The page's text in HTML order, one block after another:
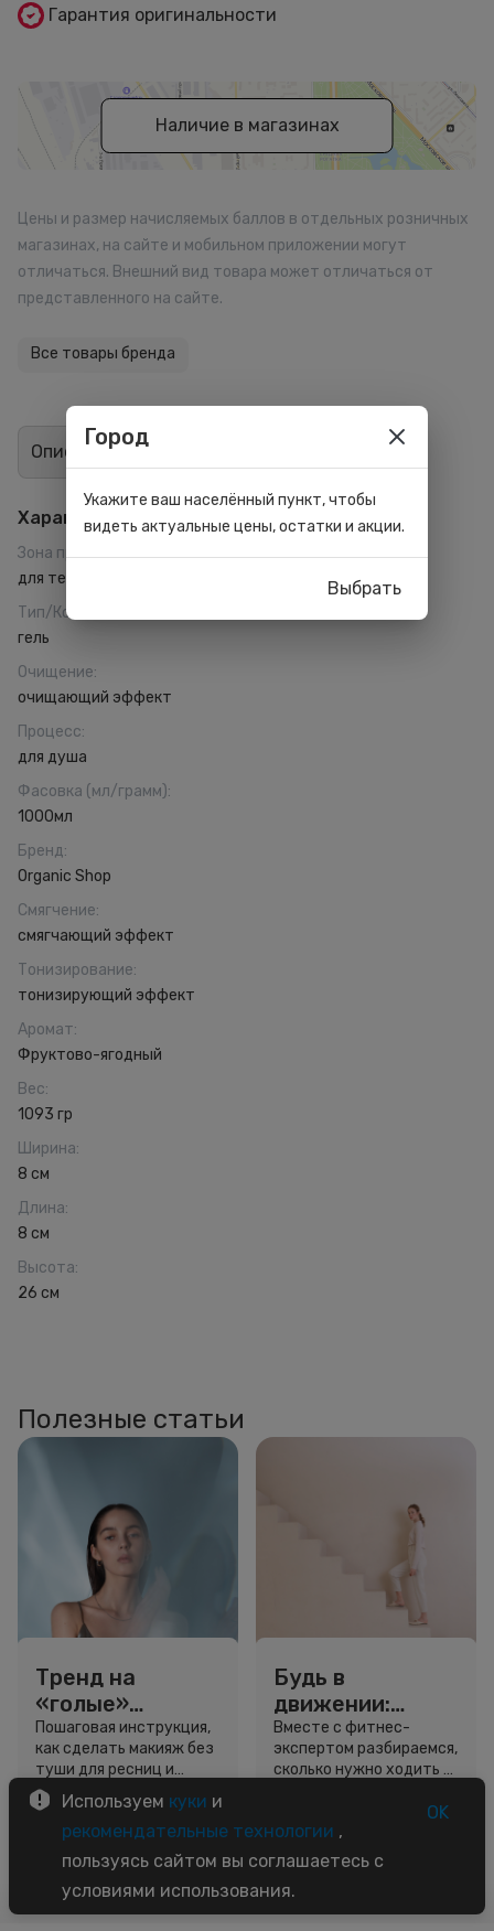
Гарантия оригинальности
Наличие в магазинах
Цены и размер начисляемых баллов в отдельных розничных
магазинах, на сайте и мобильном приложении могут
отличаться. Внешний вид товара может отличаться от
представленного на сайте.
Все товары бренда
Описание Отзывы
Характеристики
Зона применения:
для тела
Тип/Консистенция
гель
Очищение:
очищающий эффект
Процесс:
для душа
Фасовка (мл/грамм):
1000мл
Бренд:
Organic Shop
Смягчение:
смягчающий эффект
Тонизирование:
тонизирующий эффект
Аромат:
Фруктово-ягодный
Вес:
1093 гр
Ширина:
8 см
Длина:
8 см
Высота:
26 см
Полезные статьи
Тренд на
«голые»
ресницы: как
выглядеть
свежо, не
используя тушь
Пошаговая инструкция,
как сделать макияж без
туши для ресниц и
звёздный образ для
вдохновения.
3 минуты
Будь в
движении:
сколько нужно
шагов для
красоты и
Вместе с фитнес-
экспертом разбираемся,
сколько нужно ходить и
5 минут
Используем куки и
рекомендательные технологии ,
пользуясь сайтом вы соглашаетесь с
условиями использования.
OK
Город
Укажите ваш населённый пункт, чтобы
видеть актуальные цены, остатки и акции.
Выбрать